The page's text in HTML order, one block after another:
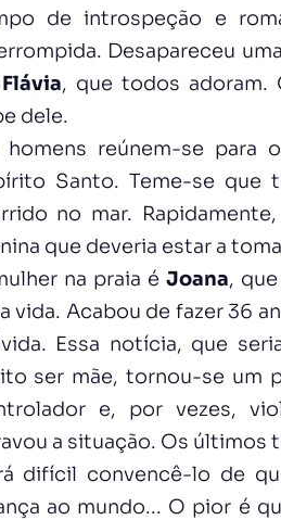
de introspeção e
Desapareceu
Flávia, que todos adoram.
dele.
homens reúnem-se para
Santo. Teme-se que
no mar.
que deveria estar a
na praia é Joana,
vida. Acabou de fazer 36
Essa notícia, que
ser mãe, tornou-se um
e, por vezes,
a situação. Os últimos
difícil convencê-lo de
ao mundo... O pior é